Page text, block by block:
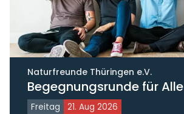
Naturfreunde Thüringen e.V.
Begegnungsrunde für Alle
Freitag 21. Aug 2026